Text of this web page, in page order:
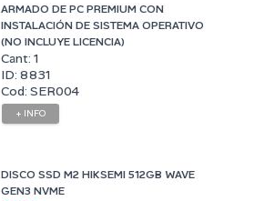
ARMADO DE PC PREMIUM CON
INSTALACIÓN DE SISTEMA OPERATIVO
(NO INCLUYE LICENCIA)
Cant: 1
ID: 8831
Cod: SER004
+ INFO
DISCO SSD M2 HIKSEMI 512GB WAVE
GEN3 NVME